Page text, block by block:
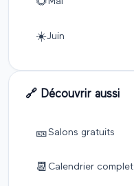
☀️Juin
🔗 Découvrir aussi
🎫Salons gratuits
📆 Calendrier complet